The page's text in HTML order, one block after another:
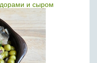
и сыром